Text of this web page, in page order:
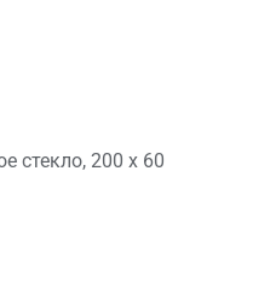
стекло, 200 x 60